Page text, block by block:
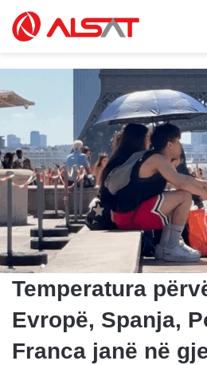
Temperatura
Evropë, Spanja,
Franca janë në